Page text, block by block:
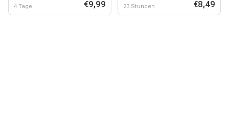
4 Tage €9,99 23 Stunden €8,49